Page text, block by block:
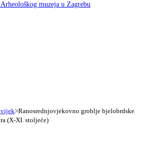
muzeja u Zagrebu
vijek>Ranosrednjovjekovno groblje bjelobrdske
(X-XI. stoljeće)